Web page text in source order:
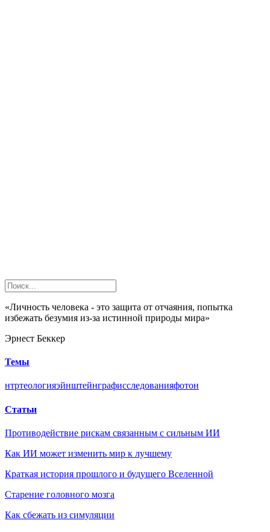
«Личность человека - это защита от отчаяния, попытка
избежать безумия из-за истинной природы мира»
Эрнест Беккер
Темы
нтртеологияэйнштейнграфисследованияфотон
Статьи
Противодействие рискам связанным с сильным ИИ
Как ИИ может изменить мир к лучшему
Краткая история прошлого и будущего Вселенной
Старение головного мозга
Как сбежать из симуляции